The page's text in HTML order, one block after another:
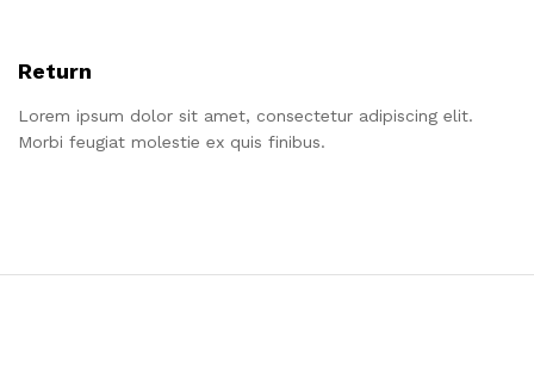
Return
Lorem ipsum dolor sit amet, consectetur adipiscing elit.
Morbi feugiat molestie ex quis finibus.